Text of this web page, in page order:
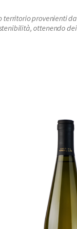
provenienti
ottenendo